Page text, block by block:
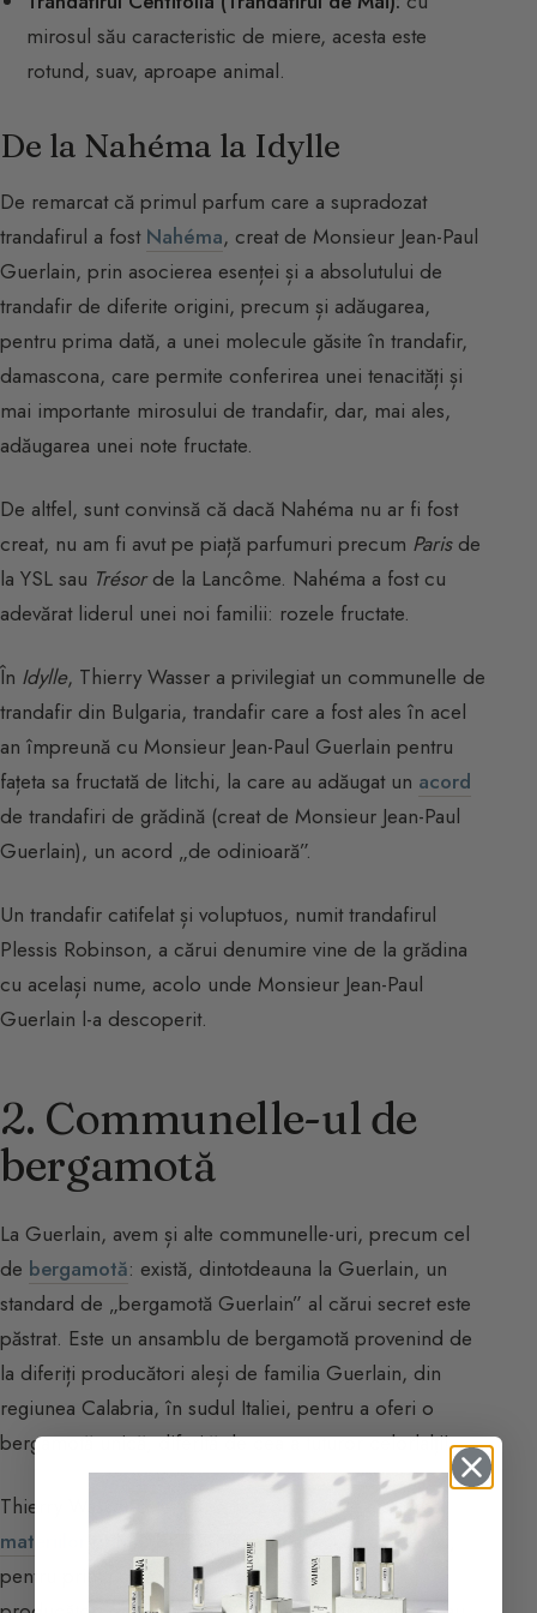
mirosul său caracteristic de miere, acesta este
rotund, suav, aproape animal.
De la Nahéma la Idylle
De remarcat că primul parfum care a supradozat
trandafirul a fost Nahéma, creat de Monsieur Jean-Paul
Guerlain, prin asocierea esenței și a absolutului de
trandafir de diferite origini, precum și adăugarea,
pentru prima dată, a unei molecule găsite în trandafir,
damascona, care permite conferirea unei tenacități și
mai importante mirosului de trandafir, dar, mai ales,
adăugarea unei note fructate.
De altfel, sunt convinsă că dacă Nahéma nu ar fi fost
creat, nu am fi avut pe piață parfumuri precum Parisde
la YSL sau Trésorde la Lancôme. Nahéma a fost cu
adevărat liderul unei noi familii: rozele fructate.
În Idylle, Thierry Wasser a privilegiat un communelle de
trandafir din Bulgaria, trandafir care a fost ales în acel
an împreună cu Monsieur Jean-Paul Guerlain pentru
fațeta sa fructată de litchi, la care au adăugat un acord
de trandafiri de grădină (creat de Monsieur Jean-Paul
Guerlain), un acord „de odinioară”.
Un trandafir catifelat și voluptuos, numit trandafirul
Plessis Robinson, a cărui denumire vine de la grădina
cu același nume, acolo unde Monsieur Jean-Paul
Guerlain l-a descoperit.
2. Communelle-ul de
bergamotă
La Guerlain, avem și alte communelle-uri, precum cel
de bergamotă: există, dintotdeauna la Guerlain, un
standard de „bergamotă Guerlain” al cărui secret este
păstrat. Este un ansamblu de bergamotă provenind de
la diferiți producători aleși de familia Guerlain, din
regiunea Calabria, în sudul Italiei, pentru a oferi o
bergamotă unică, diferită de cea a tuturor celorlalți!
Thierry Wasser este acum responsabil de alegerea
materiilor prime
; prin urmare, în acest an a selectat,
pentru prima dată, bergamotele de la diferiții